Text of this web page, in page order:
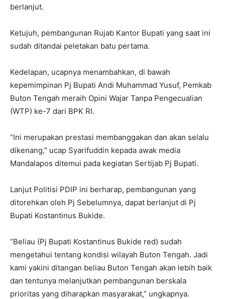
berlanjut.
Ketujuh, pembangunan Rujab Kantor Bupati yang saat ini
sudah ditandai peletakan batu pertama.
Kedelapan, ucapnya menambahkan, di bawah
kepemimpinan Pj Bupati Andi Muhammad Yusuf, Pemkab
Buton Tengah meraih Opini Wajar Tanpa Pengecualian
(WTP) ke-7 dari BPK RI.
“Ini merupakan prestasi membanggakan dan akan selalu
dikenang,” ucap Syarifuddin kepada awak media
Mandalapos ditemui pada kegiatan Sertijab Pj Bupati.
Lanjut Politisi PDIP ini berharap, pembangunan yang
ditorehkan oleh Pj Sebelumnya, dapat berlanjut di Pj
Bupati Kostantinus Bukide.
“Beliau (Pj Bupati Kostantinus Bukide red) sudah
mengetahui tentang kondisi wilayah Buton Tengah. Jadi
kami yakini ditangan beliau Buton Tengah akan lebih baik
dan tentunya melanjutkan pembangunan berskala
prioritas yang diharapkan masyarakat,” ungkapnya.